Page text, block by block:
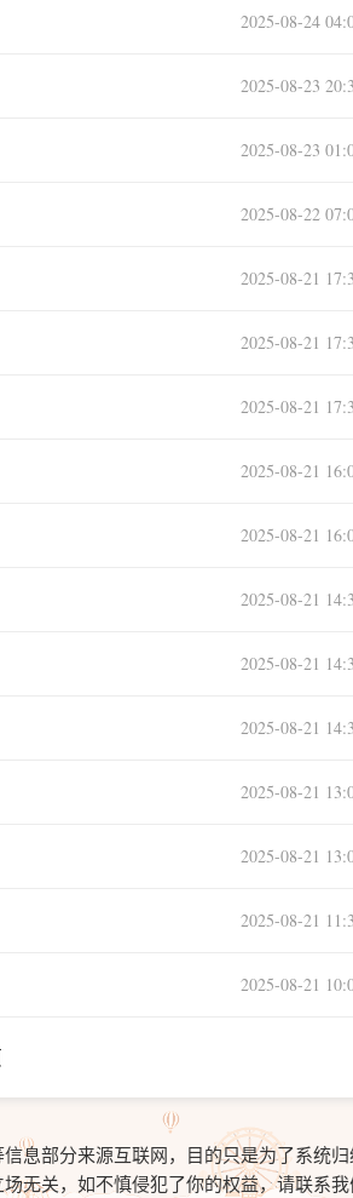
2025-08-24
2025-08-23
2025-08-23
2025-08-22
2025-08-21
2025-08-21
2025-08-21
2025-08-21
2025-08-21
2025-08-21
2025-08-21
2025-08-21
2025-08-21
2025-08-21
2025-08-21
2025-08-21
息部分来源互联网，目的只是为了系统
无关，如不慎侵犯了你的权益，请联系我